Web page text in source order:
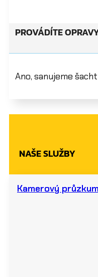
PROVÁDÍTE
Ano, sanujeme
NAŠE SLUŽBY
Kamerový